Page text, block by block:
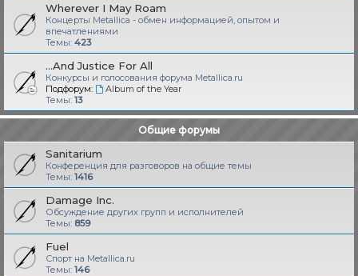
Wherever I May Roam
Концерты Metallica - обмен информацией, опытом и
впечатлениями
Темы: 423
...And Justice For All
Конкурсы и голосования форума Metallica.ru
Подфорум:
Album of the Year
Темы: 13
Общие форумы
Sanitarium
Конференция для разговоров на общие темы
Темы: 1416
Damage Inc.
Обсуждение других групп и исполнителей
Темы: 859
Fuel
Спорт на Metallica.ru
Темы: 146